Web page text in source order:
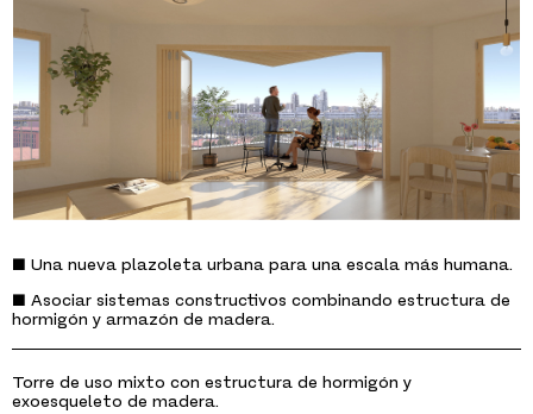
■ Una nueva plazoleta urbana para una escala más humana.
■ Asociar sistemas constructivos combinando estructura de
hormigón y armazón de madera.
Torre de uso mixto con estructura de hormigón y
exoesqueleto de madera.